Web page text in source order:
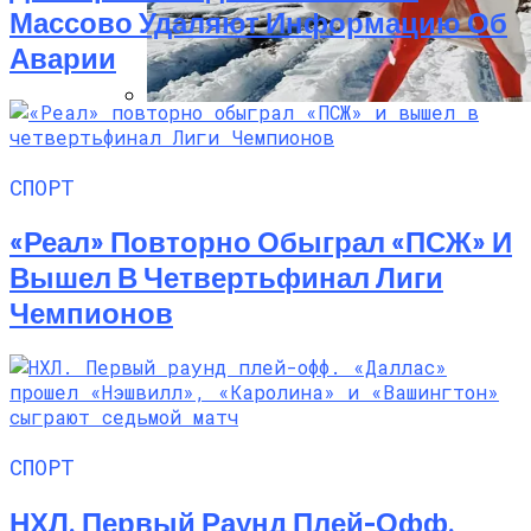
Семейное Наследие: Кейт Хадсон
Массово Удаляют Информацию Об
Аварии
СПОРТ
«Реал» Повторно Обыграл «ПСЖ» И
Вышел В Четвертьфинал Лиги
Чемпионов
СПОРТ
НХЛ. Первый Раунд Плей-Офф.